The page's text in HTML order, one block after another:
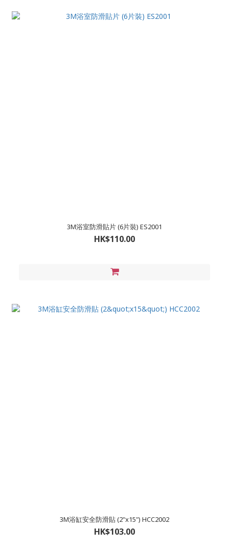
3M浴室防滑貼片 (6片裝) ES2001
HK$110.00
3M浴缸安全防滑貼 (2"x15") HCC2002
HK$103.00